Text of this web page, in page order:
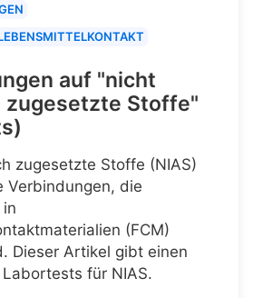
auf "nicht
zugesetzte Stoffe"
zugesetzte Stoffe (NIAS)
Verbindungen, die
(FCM)
Dieser Artikel gibt einen
für NIAS.